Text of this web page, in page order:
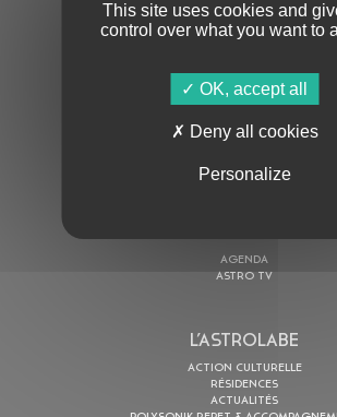
AGENDA
ASTRO TV
L’ASTROLABE
ACTION CULTURELLE
RÉSIDENCES
ACTUALITÉS
This site uses cookies and
control over what you want to
OK, accept all
Deny all cookies
Personalize